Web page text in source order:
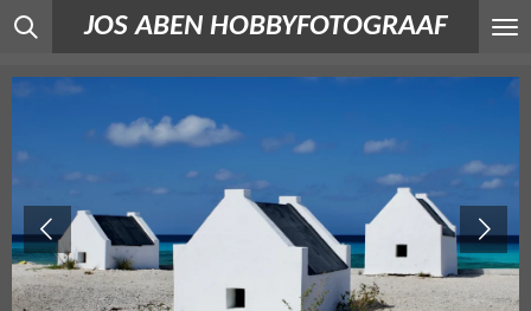
Ga
direct
hoofdinhoud
JOS ABEN HOBBYFOTOGRAAF